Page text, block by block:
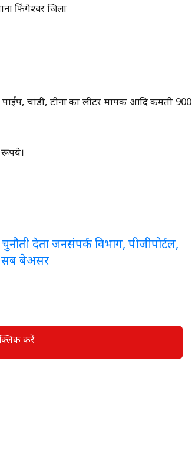
फिंगेश्वर जिला
चांडी, टीना का लीटर मापक आदि कीमती 900
रूपये।
चुनौती देता जनसंपर्क विभाग, पीजीपोर्टल,
सब बेअसर
करें